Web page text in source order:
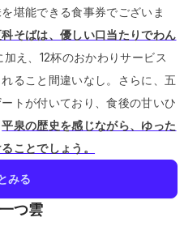
堪能できる食事券でございま
そばは、優しい口当たりでわん
え、12杯のおかわりサービス
ること間違いなし。
さらに、五
トが付いており、食後の甘いひ
平泉の歴史を感じながら、ゆった
ことでしょう。
みる
つ雲